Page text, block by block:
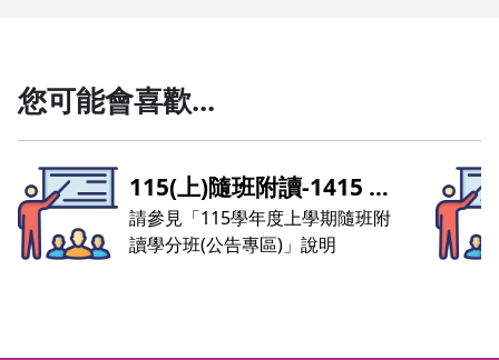
您可能會喜歡...
115(上)隨班附讀-1415 會
計學
請參見「115學年度上學期隨班附
讀學分班(公告專區)」說明